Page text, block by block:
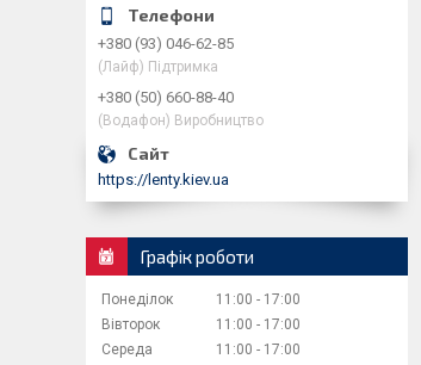
+380 (93) 046-62-85
(Лайф) Підтримка
+380 (50) 660-88-40
(Водафон) Виробництво
https://lenty.kiev.ua
Графік роботи
Понеділок 11:00
17:00
Вівторок
11:00
17:00
Середа
11:00
17:00